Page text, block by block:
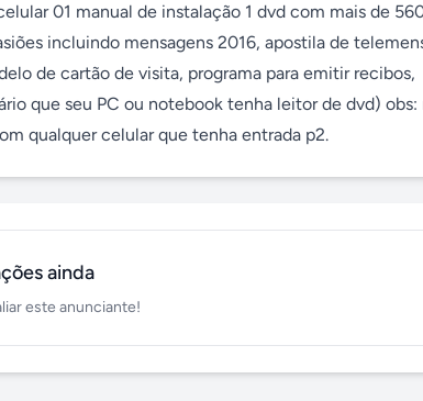
01 manual de instalação 1 dvd com mais de
incluindo mensagens 2016, apostila de
de cartão de visita, programa para emitir recibos,
que seu PC ou notebook tenha leitor de dvd) obs:
qualquer celular que tenha entrada p2.
ainda
este anunciante!